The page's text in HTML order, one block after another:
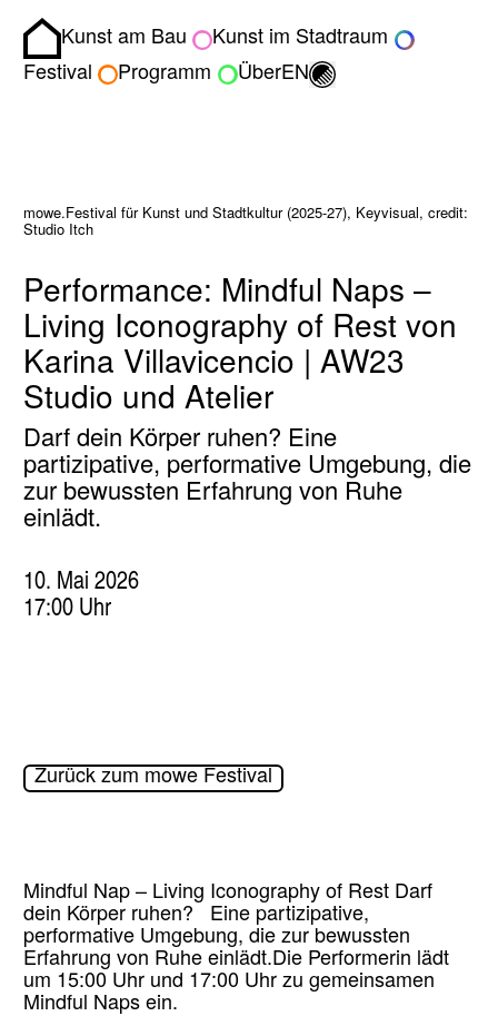
Homepage
Kunst am Bau
Kunst im Stadtraum
Festival
Programm ÜberEN Umschalten
mowe.Festival für Kunst und Stadtkultur (2025-27), Keyvisual, credit:
Studio Itch
Performance: Mindful Naps –
Living Iconography of Rest von
Karina Villavicencio | AW23
Studio und Atelier
Darf dein Körper ruhen? Eine
partizipative, performative Umgebung, die
zur bewussten Erfahrung von Ruhe
einlädt.
10. Mai 2026
17:00 Uhr
Zurück zum mowe Festival
Mindful Nap – Living Iconography of Rest Darf
dein Körper ruhen? Eine partizipative,
performative Umgebung, die zur bewussten
Erfahrung von Ruhe einlädt.Die Performerin lädt
um 15:00 Uhr und 17:00 Uhr zu gemeinsamen
Mindful Naps ein.